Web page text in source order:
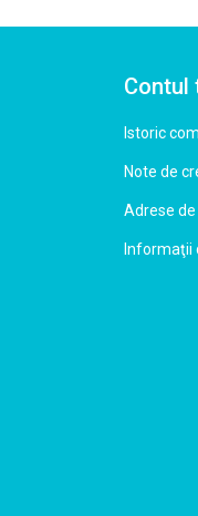
Contul
Istoric
Note de
Adrese
Informaţii